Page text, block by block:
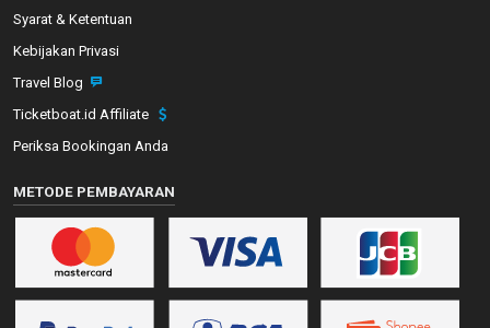
Syarat & Ketentuan
Kebijakan Privasi
Travel Blog
Ticketboat.id Affiliate
Periksa Bookingan Anda
METODE PEMBAYARAN